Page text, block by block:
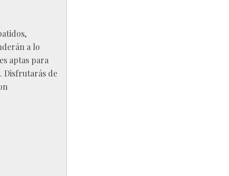
a lo
aptas para
Disfrutarás de